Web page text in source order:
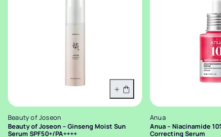
In den Warenkorb
Beauty of Joseon
Beauty of Joseon – Ginseng Moist Sun
Serum SPF50+/PA++++
Anua
Anua – Niacinamide
Correcting Serum